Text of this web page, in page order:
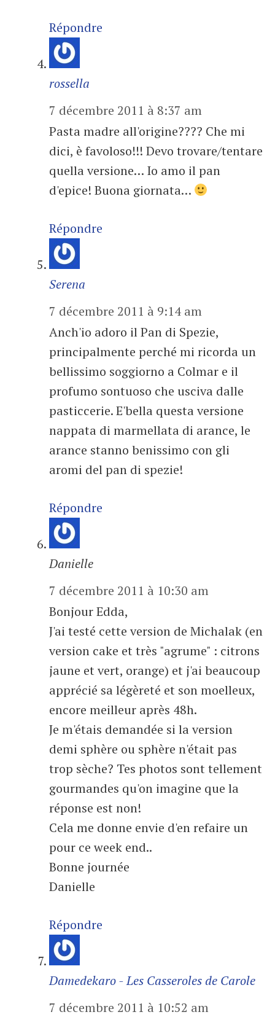
Répondre
rossella
7 décembre 2011 à 8:37 am
Pasta madre all'origine???? Che mi
dici, è favoloso!!! Devo trovare/tentare
quella versione… Io amo il pan
d'epice! Buona giornata…
Répondre
Serena
7 décembre 2011 à 9:14 am
Anch'io adoro il Pan di Spezie,
principalmente perché mi ricorda un
bellissimo soggiorno a Colmar e il
profumo sontuoso che usciva dalle
pasticcerie. E'bella questa versione
nappata di marmellata di arance, le
arance stanno benissimo con gli
aromi del pan di spezie!
Répondre
Danielle
7 décembre 2011 à 10:30 am
Bonjour Edda,
J'ai testé cette version de Michalak (en
version cake et très "agrume" : citrons
jaune et vert, orange) et j'ai beaucoup
apprécié sa légèreté et son moelleux,
encore meilleur après 48h.
Je m'étais demandée si la version
demi sphère ou sphère n'était pas
trop sèche? Tes photos sont tellement
gourmandes qu'on imagine que la
réponse est non!
Cela me donne envie d'en refaire un
pour ce week end..
Bonne journée
Danielle
Répondre
Damedekaro - Les Casseroles de Carole
7 décembre 2011 à 10:52 am